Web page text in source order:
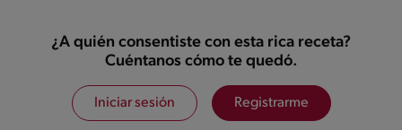
¿A quién consentiste con esta rica receta?
Cuéntanos cómo te quedó.
Iniciar sesión Registrarme